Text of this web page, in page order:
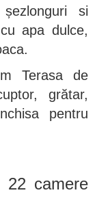
si
apa dulce,
Terasa de
grătar,
pentru
22 camere